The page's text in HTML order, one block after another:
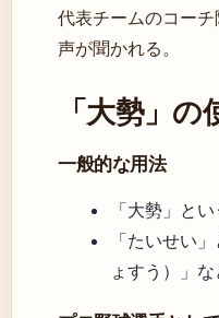
代表チームのコー
声が聞かれる。
「大勢」
一般的な用法
「大勢」と
「たいせい
ょすう）」